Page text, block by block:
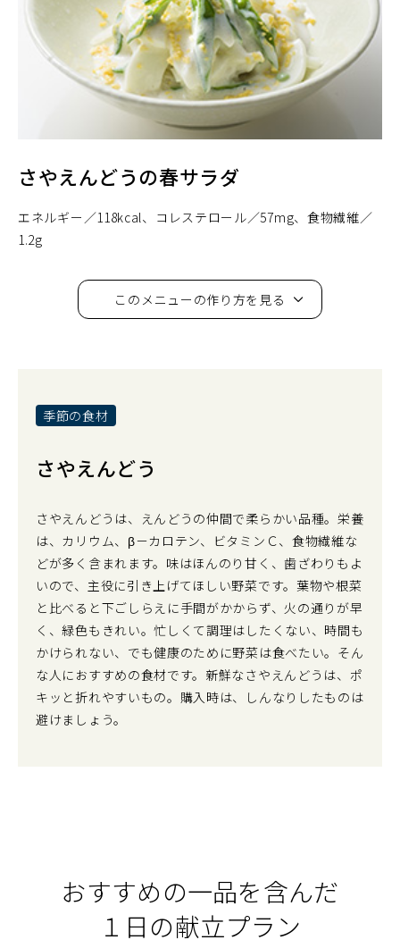
さやえんどうの春サラダ
エネルギー 118kcal コレステロール 57mg
食物繊維
1.2g
このメニューの作り方を見る
季節の食材
さやえんどう
さやえんどうは、えんどうの仲間で柔らかい品種。栄養
は、カリウム、β－カロテン、ビタミンＣ、食物繊維な
どが多く含まれます。味はほんのり甘く、歯ざわりもよ
いので、主役に引き上げてほしい野菜です。葉物や根菜
と比べると下ごしらえに手間がかからず、火の通りが早
く、緑色もきれい。忙しくて調理はしたくない、時間も
かけられない、でも健康のために野菜は食べたい。そん
な人におすすめの食材です。新鮮なさやえんどうは、ポ
キッと折れやすいもの。購入時は、しんなりしたものは
避けましょう。
おすすめの一品を含んだ
１日の献立プラン